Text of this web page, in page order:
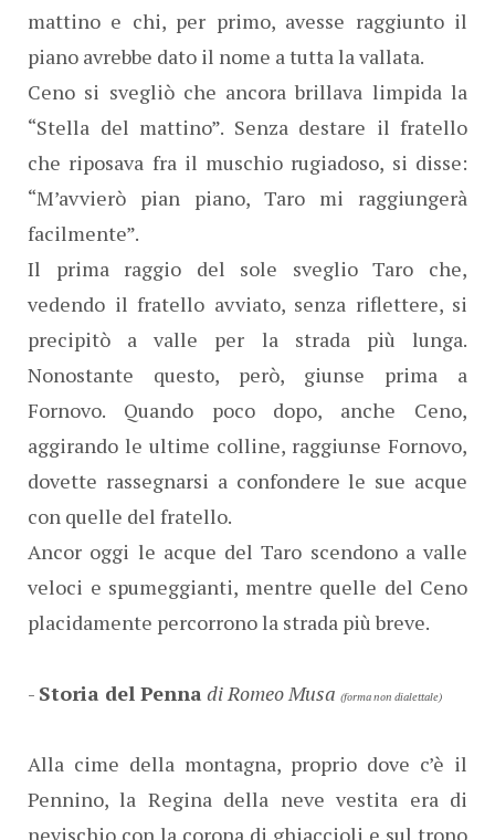
mattino e chi, per primo, avesse raggiunto il
piano avrebbe dato il nome a tutta la vallata.
Ceno si svegliò che ancora brillava limpida la
“Stella del mattino”. Senza destare il fratello
che riposava fra il muschio rugiadoso, si disse:
“M’avvierò pian piano, Taro mi raggiungerà
facilmente”.
Il prima raggio del sole sveglio Taro che,
vedendo il fratello avviato, senza riflettere, si
precipitò a valle per la strada più lunga.
Nonostante questo, però, giunse prima a
Fornovo. Quando poco dopo, anche Ceno,
aggirando le ultime colline, raggiunse Fornovo,
dovette rassegnarsi a confondere le sue acque
con quelle del fratello.
Ancor oggi le acque del Taro scendono a valle
veloci e spumeggianti, mentre quelle del Ceno
placidamente percorrono la strada più breve.
- Storia del Penna di Romeo Musa (forma non dialettale)
Alla cime della montagna, proprio dove c’è il
Pennino, la Regina della neve vestita era di
nevischio con la corona di ghiaccioli e sul trono